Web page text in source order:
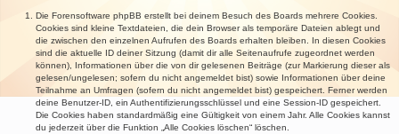
Die Forensoftware phpBB erstellt bei deinem Besuch des Boards mehrere Cookies.
Cookies sind kleine Textdateien, die dein Browser als temporäre Dateien ablegt und
die zwischen den einzelnen Aufrufen des Boards erhalten bleiben. In diesen Cookies
sind die aktuelle ID deiner Sitzung (damit dir alle Seitenaufrufe zugeordnet werden
können), Informationen über die von dir gelesenen Beiträge (zur Markierung dieser als
gelesen/ungelesen; sofern du nicht angemeldet bist) sowie Informationen über deine
Teilnahme an Umfragen (sofern du nicht angemeldet bist) gespeichert. Ferner werden
deine Benutzer-ID, ein Authentifizierungsschlüssel und eine Session-ID gespeichert.
Die Cookies haben standardmäßig eine Gültigkeit von einem Jahr. Alle Cookies kannst
du jederzeit über die Funktion „Alle Cookies löschen“ löschen.